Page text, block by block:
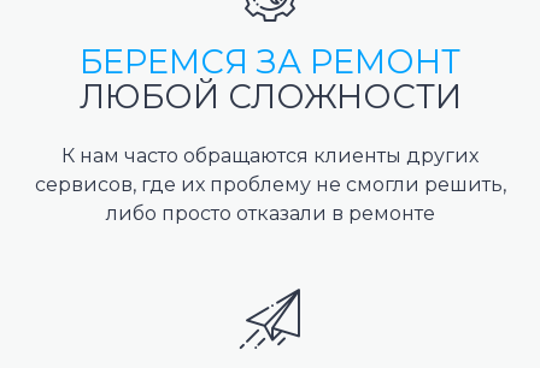
БЕРЕМСЯ ЗА РЕМОНТ
ЛЮБОЙ СЛОЖНОСТИ
К нам часто обращаются клиенты других
сервисов, где их проблему не смогли решить,
либо просто отказали в ремонте